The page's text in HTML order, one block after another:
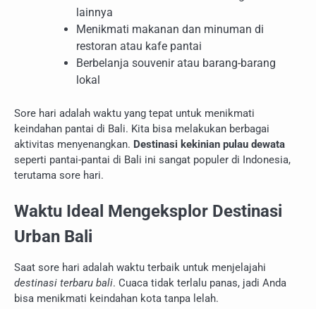
lainnya
Menikmati makanan dan minuman di
restoran atau kafe pantai
Berbelanja souvenir atau barang-barang
lokal
Sore hari adalah waktu yang tepat untuk menikmati
keindahan pantai di Bali. Kita bisa melakukan berbagai
aktivitas menyenangkan. Destinasi kekinian pulau dewata
seperti pantai-pantai di Bali ini sangat populer di Indonesia,
terutama sore hari.
Waktu Ideal Mengeksplor Destinasi
Urban Bali
Saat sore hari adalah waktu terbaik untuk menjelajahi
destinasi terbaru bali. Cuaca tidak terlalu panas, jadi Anda
bisa menikmati keindahan kota tanpa lelah.